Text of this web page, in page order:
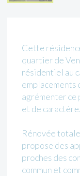
Cette
quartier de
résidentiel au
emplacements
agrémenter ce
et de caractère.
Rénovée
propose des
proches des
commun et